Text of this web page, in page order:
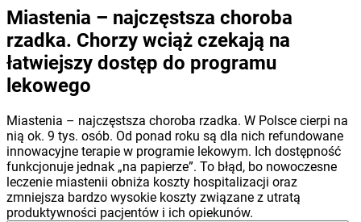
Miastenia – najczęstsza choroba
rzadka. Chorzy wciąż czekają na
łatwiejszy dostęp do programu
lekowego
Miastenia – najczęstsza choroba rzadka. W Polsce cierpi na
nią ok. 9 tys. osób. Od ponad roku są dla nich refundowane
innowacyjne terapie w programie lekowym. Ich dostępność
funkcjonuje jednak „na papierze”. To błąd, bo nowoczesne
leczenie miastenii obniża koszty hospitalizacji oraz
zmniejsza bardzo wysokie koszty związane z utratą
produktywności pacjentów i ich opiekunów.